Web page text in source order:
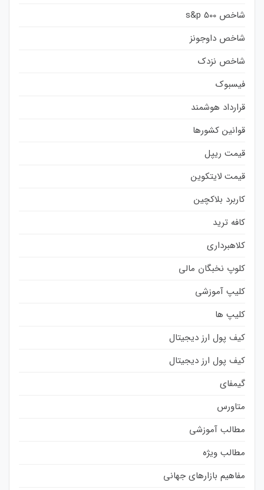
شاخص s&p 500
شاخص داوجونز
شاخص نزدک
فیسبوک
قرارداد هوشمند
قوانین کشورها
قیمت ریپل
قیمت لایتکوین
کاربرد بلاکچین
کافه ترید
کلاهبرداری
کلوپ نخبگان مالی
کلیپ آموزشی
کلیپ ها
کیف پول ارز دیجیتال
کیف پول ارز دیجیتال
گیمفای
متاورس
مطالب آموزشی
مطالب ویژه
مفاهیم بازارهای جهانی